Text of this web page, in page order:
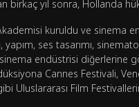
birkaç yıl sonra, Hollanda
kuruldu ve sinema
ses tasarımı,
endüstrisi diğerlerine
Cannes Festivali,
Uluslararası Film